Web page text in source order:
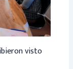
visto